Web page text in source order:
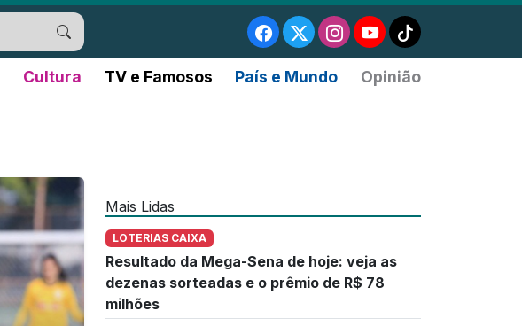
Cultura TV e Famosos País e Mundo Opinião
Mais Lidas
LOTERIAS CAIXA
Resultado da Mega-Sena de hoje: veja as
dezenas sorteadas e o prêmio de R$ 78
milhões